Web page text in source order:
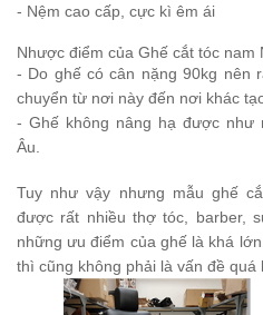
- Nệm cao cấp, cực kì êm ái
Nhược điểm của Ghế cắt tóc nam
- Do ghế có cân nặng 90kg nên
chuyển từ nơi này đến nơi khác
- Ghế không nâng hạ được như
Âu.
Tuy như vậy nhưng mẫu ghế
được rất nhiều thợ tóc, barber,
những ưu điểm của ghế là khá
thì cũng không phải là vấn đề quá